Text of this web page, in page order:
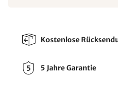
Kostenlose
5 Jahre Garantie